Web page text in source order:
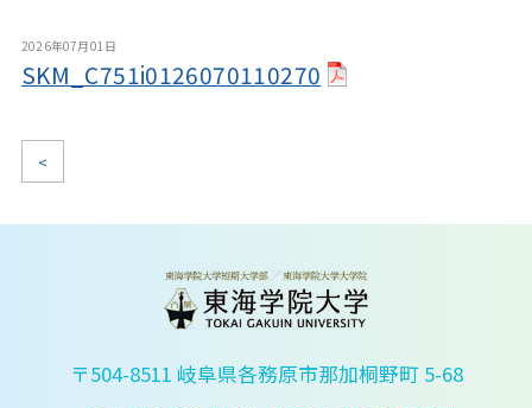
2026年07月01日
SKM_C751i0126070110270
<
〒504-8511 岐阜県各務原市那加桐野町 5-68